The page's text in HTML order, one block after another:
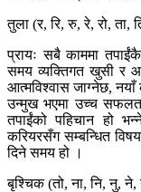
तुला (र, रि, रु, रे, रो, ता,
प्रायः सबै काममा
समय व्यक्तिगत खुसी र
आत्मविश्वास जाग्नेछ,
उन्मुख भएमा उच्च
तपाईंको पहिचान हो
करियरसँग सम्बन्धित
दिने समय हो ।
बृश्चिक (तो, ना, नि, नु, ने,